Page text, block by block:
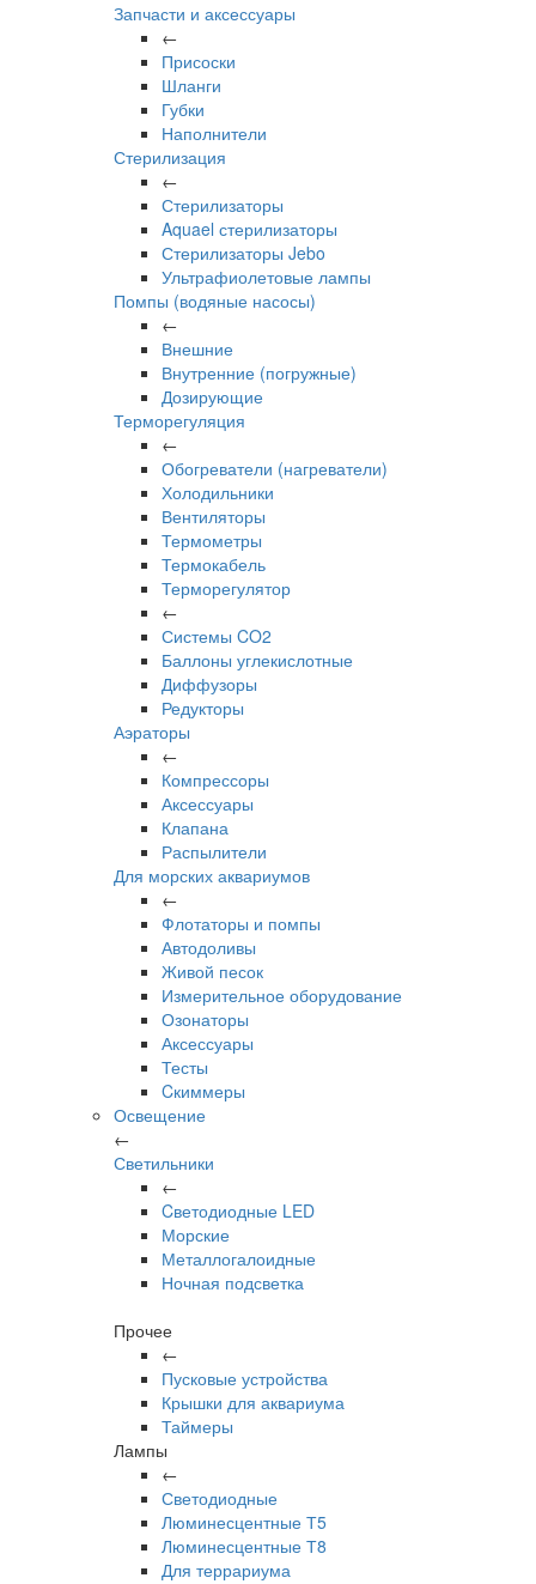
Запчасти и аксессуары
←
Присоски
Шланги
Губки
Наполнители
Стерилизация
←
Стерилизаторы
Aquael стерилизаторы
Стерилизаторы Jebo
Ультрафиолетовые лампы
Помпы (водяные насосы)
←
Внешние
Внутренние (погружные)
Дозирующие
Терморегуляция
←
Обогреватели (нагреватели)
Холодильники
Вентиляторы
Термометры
Термокабель
Терморегулятор
←
Системы CO2
Баллоны углекислотные
Диффузоры
Редукторы
Аэраторы
←
Компрессоры
Аксессуары
Клапана
Распылители
Для морских аквариумов
←
Флотаторы и помпы
Автодоливы
Живой песок
Измерительное оборудование
Озонаторы
Аксессуары
Тесты
Cкиммеры
Освещение
←
Светильники
←
Cветодиодные LED
Морские
Металлогалоидные
Ночная подсветка
Прочее
←
Пусковые устройства
Крышки для аквариума
Таймеры
Лампы
←
Светодиодные
Люминесцентные Т5
Люминесцентные Т8
Для террариума